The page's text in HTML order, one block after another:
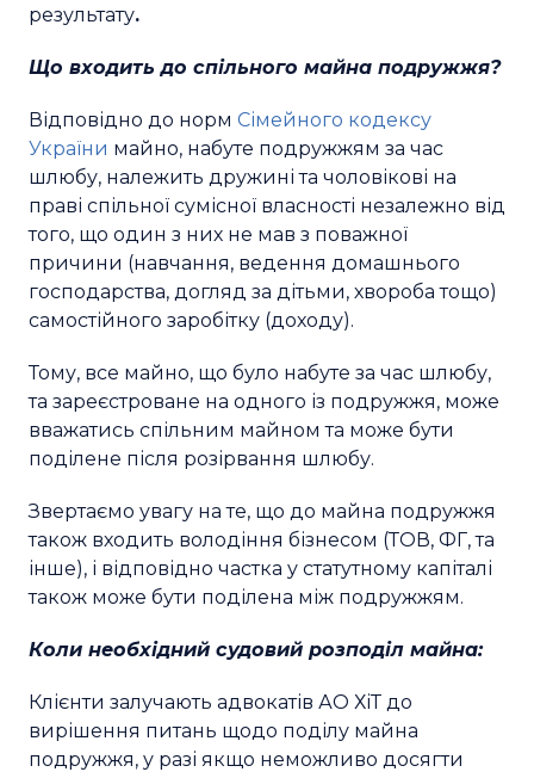
результату.
Що входить до спільного майна подружжя?
Відповідно до норм Сімейного кодексу
України майно, набуте подружжям за час
шлюбу, належить дружині та чоловікові на
праві спільної сумісної власності незалежно від
того, що один з них не мав з поважної
причини (навчання, ведення домашнього
господарства, догляд за дітьми, хвороба тощо)
самостійного заробітку (доходу).
Тому, все майно, що було набуте за час шлюбу,
та зареєстроване на одного із подружжя, може
вважатись спільним майном та може бути
поділене після розірвання шлюбу.
Звертаємо увагу на те, що до майна подружжя
також входить володіння бізнесом (ТОВ, ФГ, та
інше), і відповідно частка у статутному капіталі
також може бути поділена між подружжям.
Коли необхідний судовий розподіл майна:
Клієнти залучають адвокатів АО ХіТ до
вирішення питань щодо поділу майна
подружжя, у разі якщо неможливо досягти